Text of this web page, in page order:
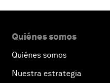
Quiénes somos
Quiénes somos
Nuestra estrategia